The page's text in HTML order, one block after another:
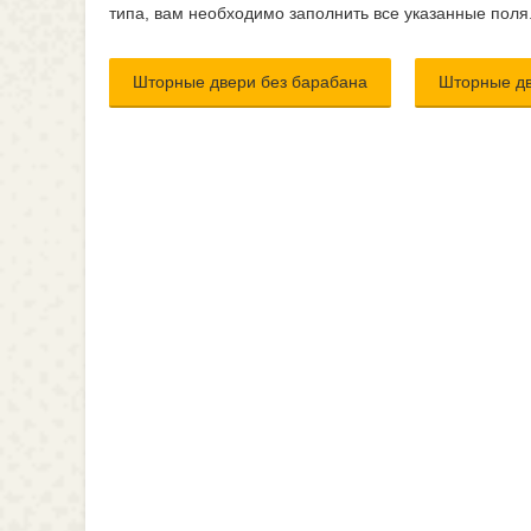
типа, вам необходимо заполнить все указанные поля.
Шторные двери без барабана Шторные